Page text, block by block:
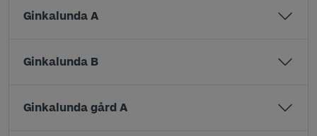
Ginkalunda A
Ginkalunda B
Ginkalunda gård A